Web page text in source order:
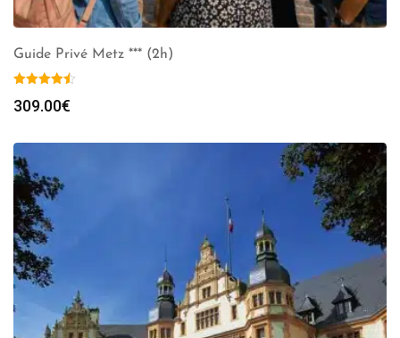
Guide Privé Metz *** (2h)
309.00€